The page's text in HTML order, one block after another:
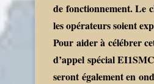
de fonctionnement. Le
les opérateurs soient
Pour aider à célébrer
d’appel spécial
seront également en